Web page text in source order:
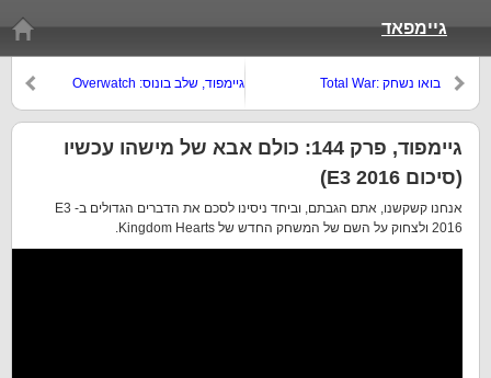
גיימפאד
גיימפוד, שלב בונוס: Overwatch
בואו נשחק Total War:
גיימפוד, פרק 144: כולם אבא של מישהו עכשיו
(סיכום E3 2016)
אנחנו קשקשנו, אתם הגבתם, וביחד ניסינו לסכם את הדברים הגדולים ב- E3
2016 ולצחוק על השם של המשחק החדש של Kingdom Hearts.